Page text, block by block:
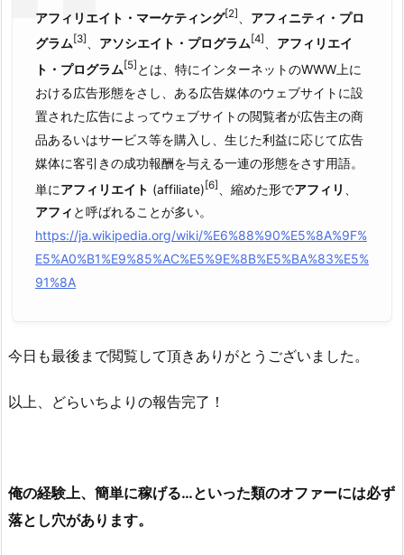
アフィリエイト・マーケティング[2]
アフィニティ・プロ
グラム [3] アソシエイト・プログラム [4]
アフィリエイ
ト・プログラム [5] とは、特にインターネットのWWW上に
おける広告形態をさし、ある広告媒体のウェブサイトに設
置された広告によってウェブサイトの閲覧者が広告主の商
品あるいはサービス等を購入し、生じた利益に応じて広告
媒体に客引きの成功報酬を与える一連の形態をさす用語。
単にアフィリエイト (affiliate)[6] 、縮めた形でアフィリ
アフィ と呼ばれることが多い。
https://ja.wikipedia.org/wiki/%E6%88%90%E5%8A%9F%
E5%A0%B1%E9%85%AC%E5%9E%8B%E5%BA%83%E5%
91%8A
今日も最後まで閲覧して頂きありがとうございました。
以上、どらいちよりの報告完了！
俺の経験上、簡単に稼げる…といった類のオファーには必ず
落とし穴があります。